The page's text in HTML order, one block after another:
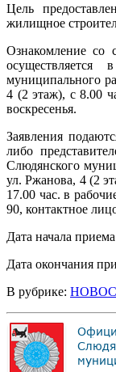
Цель
жилищное
Ознакомление со
муниципального
4 (2 этаж), с 8.00
воскресенья.
Заявления
либо
Слюдянского
ул. Ржанова, 4 (2
17.00 час. в
90, контактное
Дата начала
Дата окончания
В рубрике: